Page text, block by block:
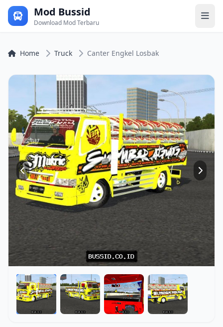
Mod Bussid
Download Mod Terbaru
Home Truck Canter Engkel Losbak